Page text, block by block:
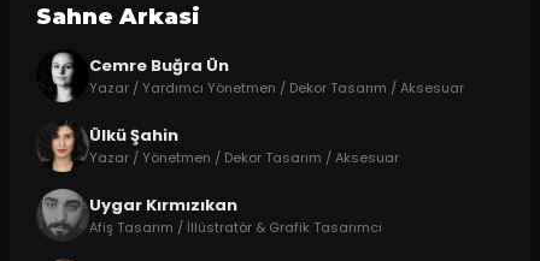
Sahne Arkasi
Cemre Buğra Ün
Yazar / Yardımcı Yönetmen / Dekor Tasarım / Aksesuar
Ülkü Şahin
Yazar / Yönetmen / Dekor Tasarım / Aksesuar
Uygar Kırmızıkan
Afiş Tasarım / İllüstratör & Grafik Tasarımcı